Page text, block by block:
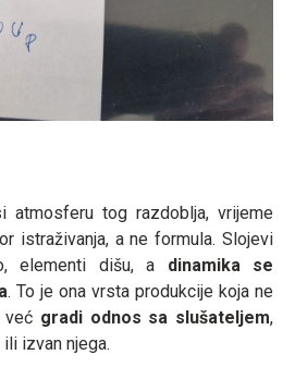
atmosferu tog razdoblja, vrijeme
istraživanja, a ne formula. Slojevi
elementi dišu, a dinamika se
. To je ona vrsta produkcije koja ne
već gradi odnos sa slušateljem,
izvan njega.